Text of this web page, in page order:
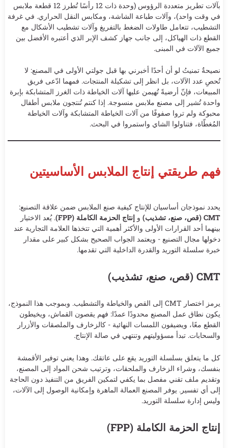
بآلات تطريز متعددة الرؤوس (وحدة ذات 12 رأسًا تُطرز 12 قطعة ملابس
في وقت واحد)، وآلات طباعة الشاشة، ومكابس النقل الحراري. في غرفة
التشطيب، تتعامل طاولات الضغط بالتفريغ وآلات تشطيب الأشكال مع
القطع ذات الهياكل، إلى جانب جهاز كشف الإبر الذي أعتبره الأفضل بين
جميع الآلات في المبنى.
نصيحةٌ تمنيتُ لو أن أحدًا أخبرني بها قبل جولتي الأولى في المصنع: لا
تُحصِ عدد الآلات، بل انظر إلى تشكيلة المنتجات. فمهما ادّعى فريق
المبيعات، فإنّ أرضيةً تُهيمن عليها آلات الخياطة ذات الغرز المتشابكة بإبرة
واحدة تُشير إلى مصنع ملابس منسوجة. إذا كنتم تُنتجون ملابس أطفال
محبوكة ولم تروا صفوفًا من آلات الخياطة المتشابكة وآلات الخياطة
المُغطّاة، فتناولوا الشاي واستمروا في البحث.
فهم طريقتي إنتاج الملابس الأساسيتين
يحدد نموذجان أساسيان للإنتاج كيفية صنع الملابس ضمن علاقة التصنيع:
CMT (قص، صنع، تشذيب)
و إنتاج الحزمة الكاملة (FPP)
. يُعد الاختيار
بينهما أحد القرارات الأولى والأكثر أهمية التي تتخذها العلامة التجارية عند
دخولها مجال التصنيع - ويعتمد الجواب الصحيح بشكل كبير على مقدار
خبرة سلسلة التوريد والقدرة الداخلية التي تقدمها.
CMT (قص، صنع، تشذيب)
يرمز اختصار CMT إلى القص والخياطة والتشطيب. وبموجب هذا النموذج،
يكون نطاق عمل المصنع محدودًا عمدًا: فهم يقصون القماش، ويخيطون
القطع معًا، ويضيفون اللمسات النهائية - كالزخارف والملصقات والأزرار
والسحابات. تبدأ مسؤوليتهم وتنتهي في صالة الإنتاج.
كل ما يتعلق بسلسلة التوريد يقع على عاتقك. وهذا يعني توفير الأقمشة
بنفسك، وشراء الزخارف والملحقات، وترتيب شحن المواد إلى المصنع،
وتقديم ملف تقني مفصل بما يكفي لتمكين الفريق من التنفيذ دون الحاجة
إلى أي تفسير. يوفر المصنع العمالة الماهرة وإمكانية الوصول إلى الآلات،
وليس إدارة سلسلة التوريد.
إنتاج الحزمة الكاملة (FPP)